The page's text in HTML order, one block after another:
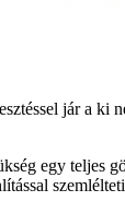
jár a ki
egy teljes